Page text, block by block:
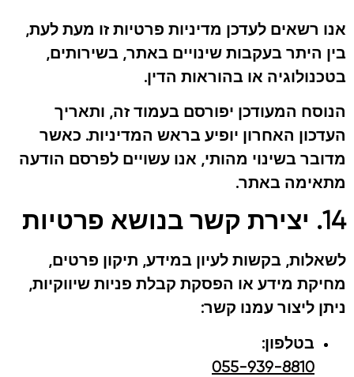
אנו רשאים לעדכן מדיניות פרטיות זו מעת לעת,
בין היתר בעקבות שינויים באתר, בשירותים,
בטכנולוגיה או בהוראות הדין.
הנוסח המעודכן יפורסם בעמוד זה, ותאריך
העדכון האחרון יופיע בראש המדיניות. כאשר
מדובר בשינוי מהותי, אנו עשויים לפרסם הודעה
מתאימה באתר.
14. יצירת קשר בנושא פרטיות
לשאלות, בקשות לעיון במידע, תיקון פרטים,
מחיקת מידע או הפסקת קבלת פניות שיווקיות,
ניתן ליצור עמנו קשר:
בטלפון:
055-939-8810